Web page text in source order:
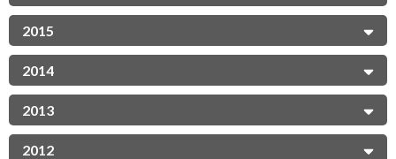
2015
2014
2013
2012